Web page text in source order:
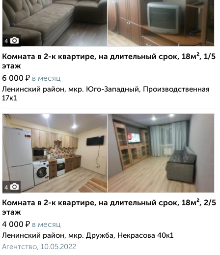
4
Комната в 2-к квартире, на длительный срок, 18м², 1/5
этаж
6 000 ₽ в месяц
Ленинский район, мкр. Юго-Западный, Производственная
17к1
4
Комната в 2-к квартире, на длительный срок, 18м², 2/5
этаж
4 000 ₽ в месяц
Ленинский район, мкр. Дружба, Некрасова 40к1
Агентство, 10.05.2022